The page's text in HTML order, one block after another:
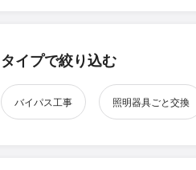
タイプで絞り込む
バイパス工事 照明器具ごと交換